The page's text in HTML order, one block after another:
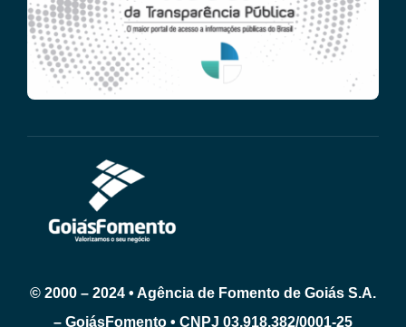
© 2000 – 2024 • Agência de Fomento de Goiás S.A.
– GoiásFomento • CNPJ 03.918.382/0001-25